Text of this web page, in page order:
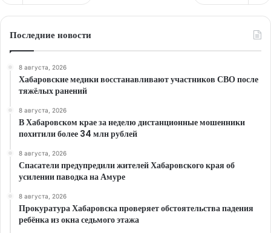
Последние новости
8 августа, 2026
Хабаровские медики восстанавливают участников СВО после
тяжёлых ранений
8 августа, 2026
В Хабаровском крае за неделю дистанционные мошенники
похитили более 34 млн рублей
8 августа, 2026
Спасатели предупредили жителей Хабаровского края об
усилении паводка на Амуре
8 августа, 2026
Прокуратура Хабаровска проверяет обстоятельства падения
ребёнка из окна седьмого этажа